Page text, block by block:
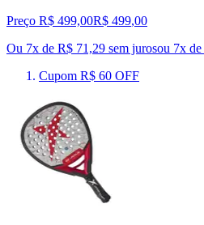
Preço R$ 499,00R$ 499,00
Ou 7x de R$ 71,29 sem jurosou 7x de
Cupom R$ 60 OFF